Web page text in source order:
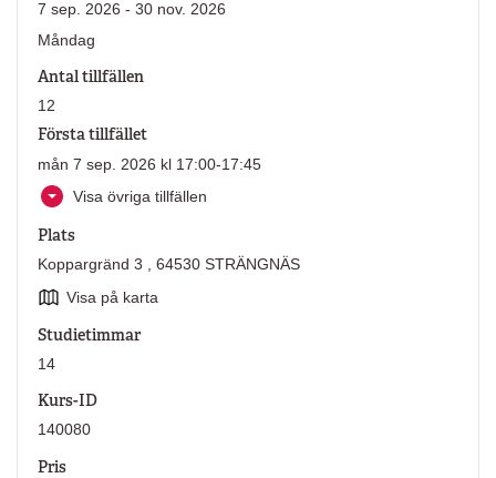
7 sep. 2026 - 30 nov. 2026
Måndag
Antal tillfällen
12
Första tillfället
mån 7 sep. 2026 kl 17:00-17:45
Visa övriga tillfällen
Plats
Koppargränd 3 , 64530 STRÄNGNÄS
Visa på karta
Studietimmar
14
Kurs-ID
140080
Pris